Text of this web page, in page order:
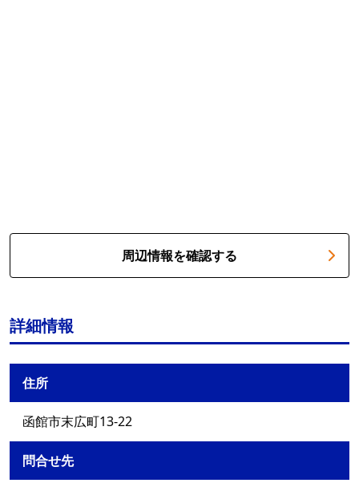
周辺情報を確認する
詳細情報
住所
函館市末広町13-22
問合せ先